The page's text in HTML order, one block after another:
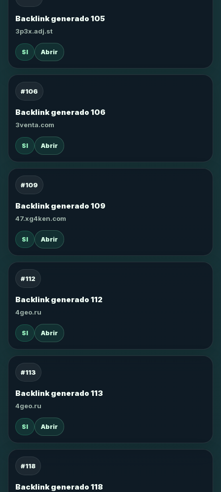
Backlink generado 105
3p3x.adj.st
SI Abrir
#106
Backlink generado 106
3venta.com
SI Abrir
#109
Backlink generado 109
47.xg4ken.com
SI Abrir
#112
Backlink generado 112
4geo.ru
SI Abrir
#113
Backlink generado 113
4geo.ru
SI Abrir
#118
Backlink generado 118